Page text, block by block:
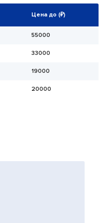
Цена до (₽)
55000
33000
19000
20000